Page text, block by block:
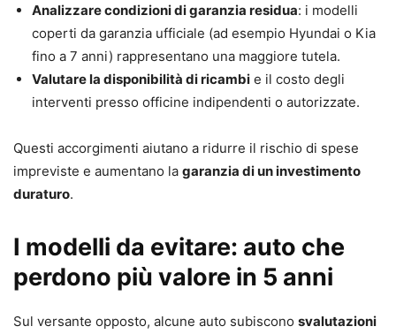
Analizzare condizioni di garanzia residua: i modelli
coperti da garanzia ufficiale (ad esempio Hyundai o Kia
fino a 7 anni) rappresentano una maggiore tutela.
Valutare la disponibilità di ricambi e il costo degli
interventi presso officine indipendenti o autorizzate.
Questi accorgimenti aiutano a ridurre il rischio di spese
impreviste e aumentano la garanzia di un investimento
duraturo.
I modelli da evitare: auto che
perdono più valore in 5 anni
Sul versante opposto, alcune auto subiscono svalutazioni